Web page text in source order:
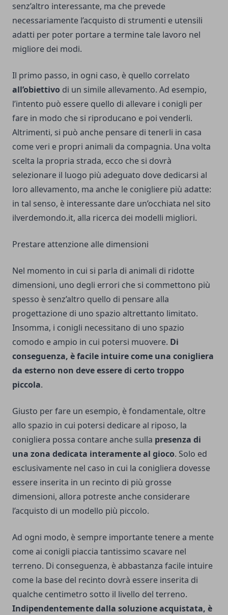
senz’altro interessante, ma che prevede
necessariamente l’acquisto di strumenti e utensili
adatti per poter portare a termine tale lavoro nel
migliore dei modi.
Il primo passo, in ogni caso, è quello correlato
all’obiettivo di un simile allevamento. Ad esempio,
l’intento può essere quello di allevare i conigli per
fare in modo che si riproducano e poi venderli.
Altrimenti, si può anche pensare di tenerli in casa
come veri e propri animali da compagnia. Una volta
scelta la propria strada, ecco che si dovrà
selezionare il luogo più adeguato dove dedicarsi al
loro allevamento, ma anche le conigliere più adatte:
in tal senso, è interessante dare un’occhiata nel sito
ilverdemondo.it, alla ricerca dei modelli migliori.
Prestare attenzione alle dimensioni
Nel momento in cui si parla di animali di ridotte
dimensioni, uno degli errori che si commettono più
spesso è senz’altro quello di pensare alla
progettazione di uno spazio altrettanto limitato.
Insomma, i conigli necessitano di uno spazio
comodo e ampio in cui potersi muovere. Di
conseguenza, è facile intuire come una conigliera
da esterno non deve essere di certo troppo
piccola.
Giusto per fare un esempio, è fondamentale, oltre
allo spazio in cui potersi dedicare al riposo, la
conigliera possa contare anche sulla presenza di
una zona dedicata interamente al gioco. Solo ed
esclusivamente nel caso in cui la conigliera dovesse
essere inserita in un recinto di più grosse
dimensioni, allora potreste anche considerare
l’acquisto di un modello più piccolo.
Ad ogni modo, è sempre importante tenere a mente
come ai conigli piaccia tantissimo scavare nel
terreno. Di conseguenza, è abbastanza facile intuire
come la base del recinto dovrà essere inserita di
qualche centimetro sotto il livello del terreno.
Indipendentemente dalla soluzione acquistata, è